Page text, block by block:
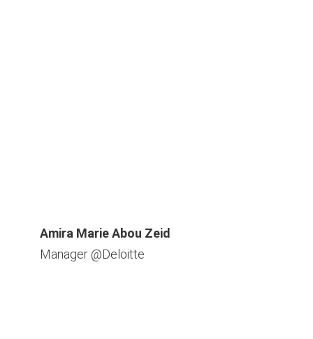
Amira Marie Abou Zeid
Manager @Deloitte